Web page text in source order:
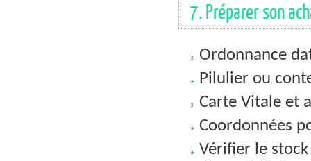
7. Préparer son
Ordonnance
Pilulier ou
Carte Vitale et
Coordonnées
Vérifier le